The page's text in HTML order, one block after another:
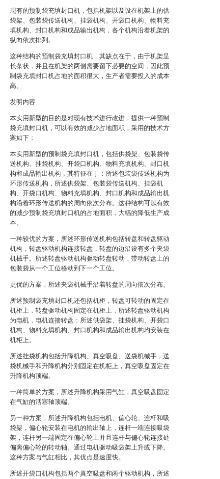
现有的预制袋充填封口机，包括机架以及设在机架上的供
袋架、包装袋传送机构、挂袋机构、开袋口机构、物料充
填机构、封口机构和成品输出机构，各个机构沿着机架的
纵向依次排列。
这种结构的预制袋充填封口机，其缺点在于，由于机架呈
长条状，并且在机架的两侧需要留下必要的空间，因此预
制袋充填封口机占地的面积很大，生产者需要投入的成本
高。
发明内容
本实用新型的目的是对现有技术进行改进，提供一种预制
袋充填封口机，可以有效的减少占地面积，采用的技术方
案如下：
本实用新型的预制袋充填封口机，包括供袋架、包装袋传
送机构、挂袋机构、开袋口机构、物料充填机构、封口机
构和成品输出机构，其特征在于：所述包装袋传送机构为
环形传送机构，所述供袋架、包装袋传送机构、挂袋机
构、开袋口机构、物料充填机构、封口机构和成品输出机
构沿着环形传送机构的周向依次分布。这种结构可以有效
的减少预制袋充填封口机的占地面积，大幅的降低生产成
本。
一种较优的方案，所述环形传送机构包括转盘和转盘驱动
机构，转盘驱动机构连接转盘，转盘的边沿设有多个夹袋
机械手。所述转盘驱动机构驱动转盘转动，带动转盘上的
包装袋从一个工位移动到下一个工位。
更优的方案，所述夹袋机械手沿着转盘的周向依次分布。
所述预制袋充填封口机还包括机柜，转盘可转动的固定在
机柜上，转盘驱动机构固定在机柜上，所述转盘驱动机构
为电机，电机连接转盘；所述供袋架、挂袋机构、开袋口
机构、物料充填机构、封口机构和成品输出机构均安装在
机柜上。
所述挂袋机构包括升降机构、真空吸盘、送袋机械手，送
袋机械手和升降机构分别固定在机柜上，真空吸盘固定在
升降机构顶端。
一种简单的方案，所述升降机构采用气缸，真空吸盘固定
在气缸的活塞轴顶端。
另一种方案，所述升降机构包括电机、偏心轮、连杆和吸
袋架，偏心轮安装在电机的输出轴上，连杆一端连接吸袋
架，连杆另一端固定在偏心轮上并且连杆与偏心轮连接处
偏离偏心轮的转动轴。通过电机驱动吸袋架上升或下降。
这种方案与气缸相比，其优点是速度快。
所述开袋口机构包括两个真空吸盘和两个驱动机构，所述